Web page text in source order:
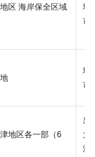
区 海岸保全区域
堺
市
堺
市
地区各一部（6
泉
大
津